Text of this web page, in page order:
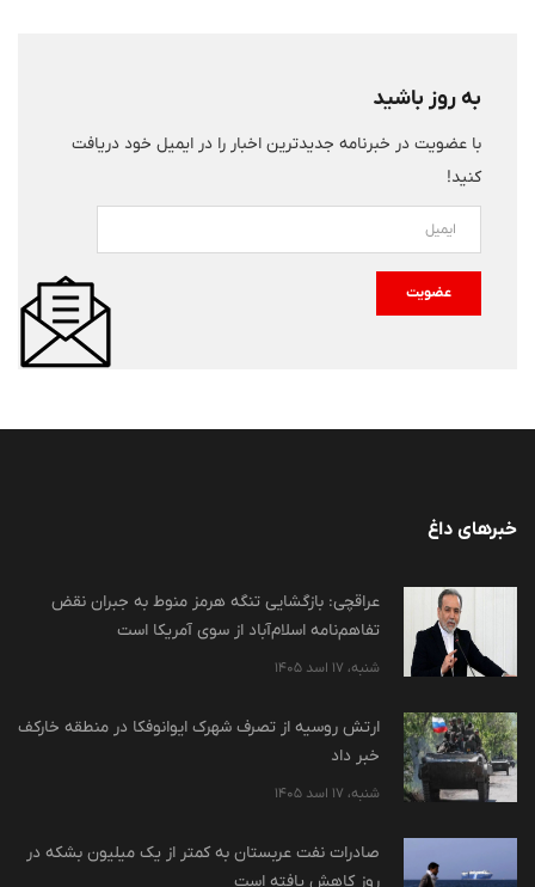
به روز باشید
با عضویت در خبرنامه جدیدترین اخبار را در ایمیل خود دریافت
کنید!
عضویت
خبرهای داغ
عراقچی: بازگشایی تنگه هرمز منوط به جبران نقض
تفاهم‌نامه اسلام‌آباد از سوی آمریکا است
شنبه، 17 اسد 1405
ارتش روسیه از تصرف شهرک ایوانوفکا در منطقه خارکف
خبر داد
شنبه، 17 اسد 1405
صادرات نفت عربستان به کمتر از یک میلیون بشکه در
روز کاهش یافته است